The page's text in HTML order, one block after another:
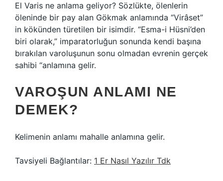
El Varis ne anlama geliyor? Sözlükte, ölenlerin
öleninde bir pay alan Gökmak anlamında “Virâset”
in kökünden türetilen bir isimdir. “Esma-i Hüsni’den
biri olarak,” imparatorluğun sonunda kendi başına
bırakılan varoluşunun sonu olmadan evrenin gerçek
sahibi “anlamına gelir.
VAROŞUN ANLAMI NE
DEMEK?
Kelimenin anlamı mahalle anlamına gelir.
Tavsiyeli Bağlantılar: 1 Er Nasıl Yazılır Tdk